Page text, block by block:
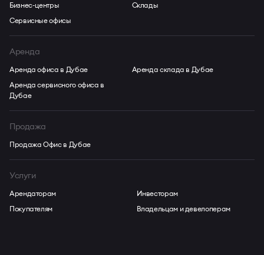
Бизнес-центры
Сервисные офисы
Склады
Аренда
Аренда офиса в Дубае
Аренда сервисного офиса в
Дубае
Аренда склада в Дубае
Продажа
Продажа Офис в Дубае
Услуги
Арендаторам
Покупателям
Инвесторам
Владельцам и девелоперам